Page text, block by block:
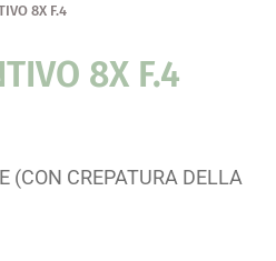
8X F.4
8X F.4
(CON CREPATURA DELLA